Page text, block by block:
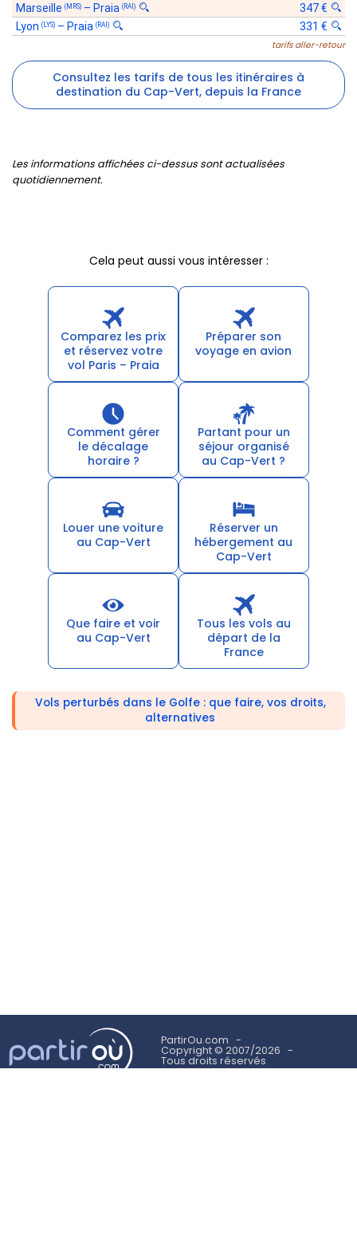
Marseille (MRS) – Praia (RAI)
347 €
Lyon (LYS) – Praia (RAI) 331 €
tarifs aller-retour
Consultez les tarifs de tous les itinéraires à
destination du Cap-Vert, depuis la France
Les informations affichées ci-dessus sont actualisées
quotidiennement.
Cela peut aussi vous intéresser :
Comparez les prix
et réservez votre
vol Paris – Praia
Préparer son
voyage en avion
Comment gérer
le décalage
horaire ?
Partant pour un
séjour organisé
au Cap-Vert ?
Louer une voiture
au Cap-Vert
Réserver un
hébergement au
Cap-Vert
Que faire et voir
au Cap-Vert
Tous les vols au
départ de la
France
Vols perturbés dans le Golfe : que faire, vos droits,
alternatives
PartirOu.com
Copyright © 2007/2026
Tous droits réservés